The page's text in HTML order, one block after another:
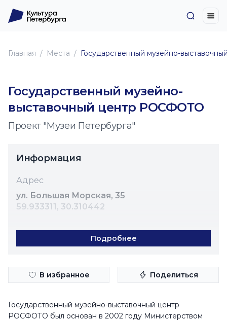
Главная Места Государственный музейно-
Государственный музейно-
выставочный центр РОСФОТО
Проект "Музеи Петербурга"
Информация
Адрес
ул. Большая Морская, 35
59.933311, 30.310442
Построить маршрут
Подробнее
В избранное Поделиться
Государственный музейно-выставочный центр
РОСФОТО был основан в 2002 году Министерством